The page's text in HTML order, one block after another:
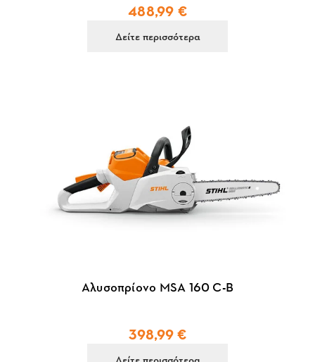
488,99 €
Δείτε περισσότερα
Αλυσοπρίονο MSA 160 C-B
398,99 €